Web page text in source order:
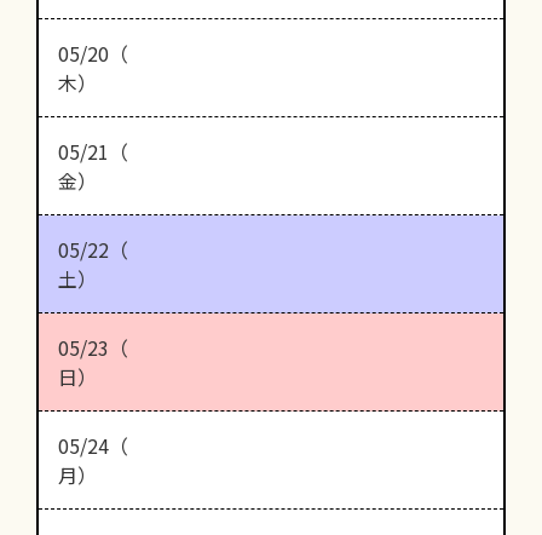
05/20（
木）
05/21（
金）
05/22（
土）
05/23（
日）
05/24（
月）